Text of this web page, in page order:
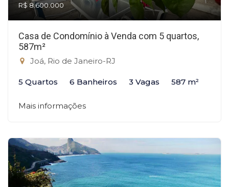
R$ 8.600.000
Casa de Condomínio à Venda com 5 quartos,
587m²
Joá, Rio de Janeiro-RJ
5 Quartos 6 Banheiros 3 Vagas 587 m²
Mais informações